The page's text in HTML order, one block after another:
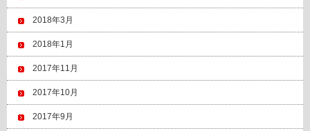
2018年3月
2018年1月
2017年11月
2017年10月
2017年9月